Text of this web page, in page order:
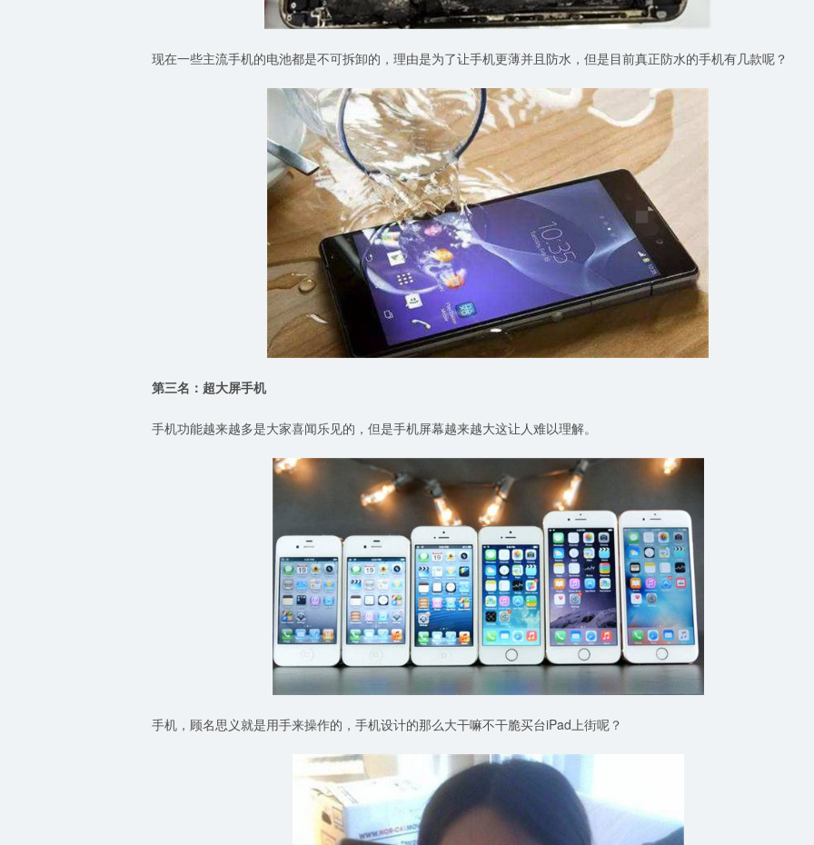
现在一些主流手机的电池都是不可拆卸的，理由是为了让手机更薄并且防水，但是目前真正防水的手机有几款呢？
第三名：超大屏手机
手机功能越来越多是大家喜闻乐见的，但是手机屏幕越来越大这让人难以理解。
手机，顾名思义就是用手来操作的，手机设计的那么大干嘛不干脆买台iPad上街呢？